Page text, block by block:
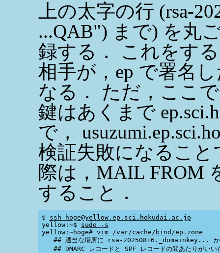
上の太字の行 (rsa-
...QAB") まで) を丸
録する． これをす
相手が，ep で署名
なる． ただ，ここ
鍵はあくまで
で，
検証失敗になるこ
際は，MAIL FROM
すること．
$ ssh hoge@yellow.ep.sci.hokudai.ac.jp
yellow:~$ sudo -s
yellow:~hoge# vim /var/cache/bind/ep.zone
## 適当な場所に rsa-20250816._domainkey... か
## DMARC レコードと SPF レコードの間あたりがいい